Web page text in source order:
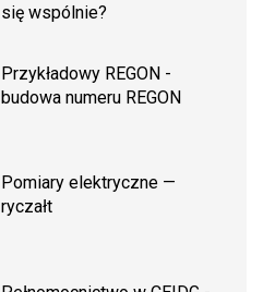
się wspólnie?
Przykładowy REGON -
budowa numeru REGON
Pomiary elektryczne —
ryczałt